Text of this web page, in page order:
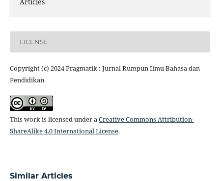
LICENSE
Copyright (c) 2024 Pragmatik : Jurnal Rumpun Ilmu Bahasa dan
Pendidikan
This work is licensed under aCreative Commons Attribution-
ShareAlike 4.0 International License.
Similar Articles